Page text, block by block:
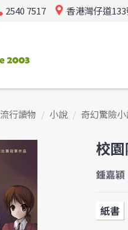
2540 7517 香港灣仔道
流行讀物 小說 奇幻驚險
校
鍾嘉穎
紙書